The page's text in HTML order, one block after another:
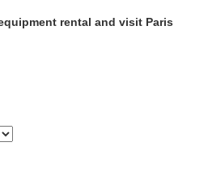
rental and visit Paris